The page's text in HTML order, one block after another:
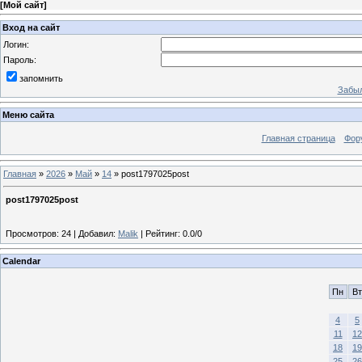
[Мой сайт]
Вход на сайт
Логин:
Пароль:
запомнить
Меню сайта
Главная страница
Главная » 2026 » Май » 14 » post1797025post
post1797025post
Просмотров: 24 | Добавил: Malik | Рейтинг: 0.0/0
Calendar
Пн Вт
4
5
11
12
18
19